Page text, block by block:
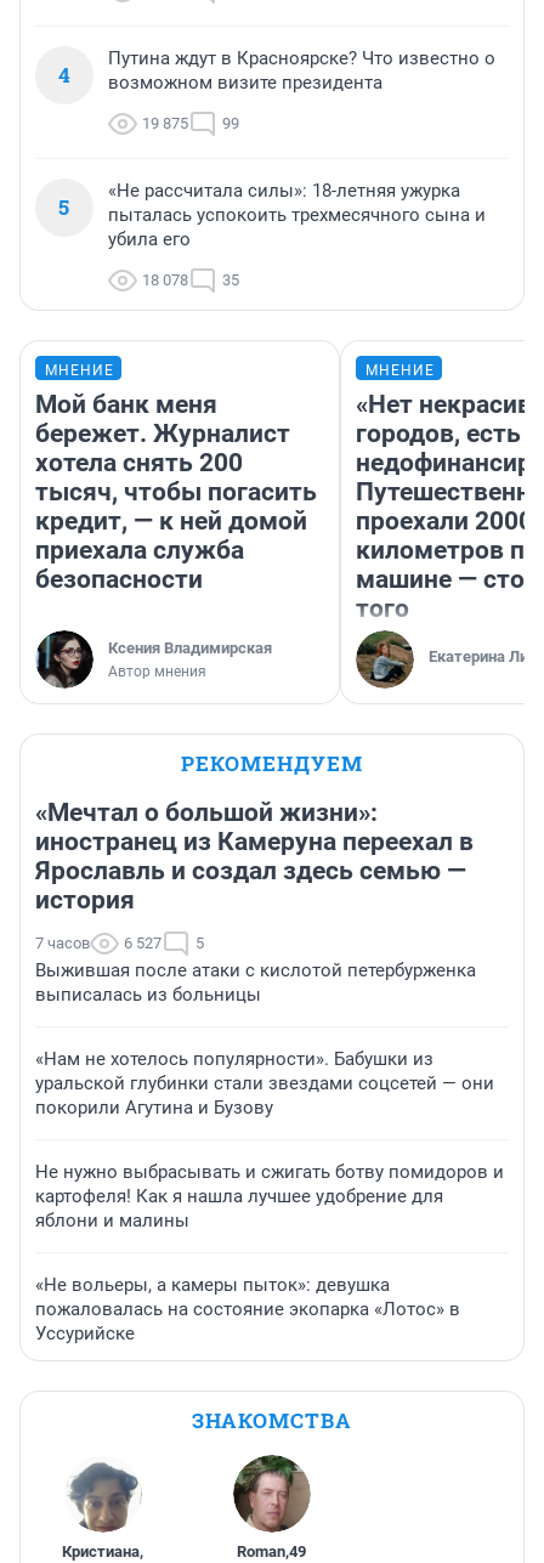
4
Путина ждут в Красноярске? Что известно о
возможном визите президента
19 875 99
5
«Не рассчитала силы»: 18-летняя ужурка
пыталась успокоить трехмесячного сына и
убила его
18 078 35
МНЕНИЕ
Мой банк меня
бережет. Журналист
хотела снять 200
тысяч, чтобы погасить
кредит, — к ней домой
приехала служба
безопасности
Ксения Владимирская
Автор мнения
МНЕНИЕ
«Нет
городов, есть
проехали 2000
километров по
машине —
того
Екатерина
РЕКОМЕНДУЕМ
«Мечтал о большой жизни»:
иностранец из Камеруна переехал в
Ярославль и создал здесь семью —
история
7 часов 6 527 5
Выжившая после атаки с кислотой петербурженка
выписалась из больницы
«Нам не хотелось популярности». Бабушки из
уральской глубинки стали звездами соцсетей — они
покорили Агутина и Бузову
Не нужно выбрасывать и сжигать ботву помидоров и
картофеля! Как я нашла лучшее удобрение для
яблони и малины
«Не вольеры, а камеры пыток»: девушка
пожаловалась на состояние экопарка «Лотос» в
Уссурийске
ЗНАКОМСТВА
Кристиана,
Roman,49